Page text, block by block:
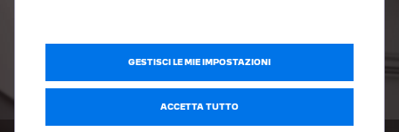
GESTISCI LE MIE IMPOSTAZIONI
ACCETTA TUTTO